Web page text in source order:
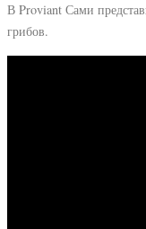
В Proviant Сами
грибов.